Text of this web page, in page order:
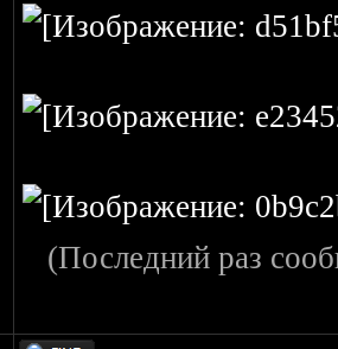
(Последний раз